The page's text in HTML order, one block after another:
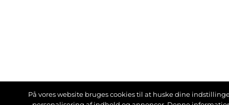
På vores website bruges cookies til at huske dine